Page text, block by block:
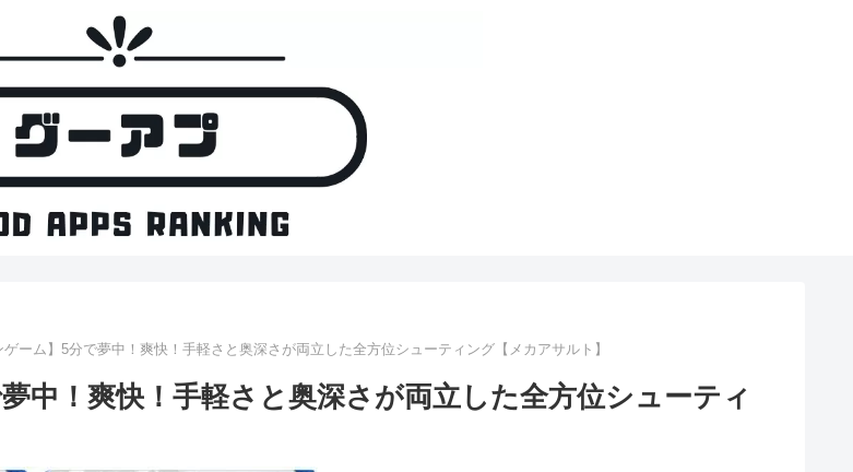
ゲーム】5分で夢中！爽快！手軽さと奥深さが両立した全方位シューティング【メカアサルト】
中！爽快！手軽さと奥深さが両立した全方位シューティ